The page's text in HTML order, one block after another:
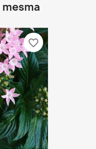
favorite_border